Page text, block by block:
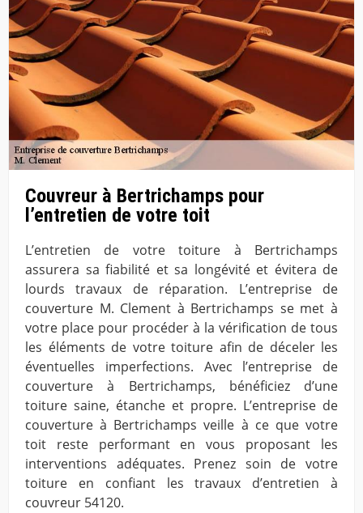
Couvreur à Bertrichamps pour
l’entretien de votre toit
L’entretien de votre toiture à Bertrichamps
assurera sa fiabilité et sa longévité et évitera de
lourds travaux de réparation. L’entreprise de
couverture M. Clement à Bertrichamps se met à
votre place pour procéder à la vérification de tous
les éléments de votre toiture afin de déceler les
éventuelles imperfections. Avec l’entreprise de
couverture à Bertrichamps, bénéficiez d’une
toiture saine, étanche et propre. L’entreprise de
couverture à Bertrichamps veille à ce que votre
toit reste performant en vous proposant les
interventions adéquates. Prenez soin de votre
toiture en confiant les travaux d’entretien à
couvreur 54120.